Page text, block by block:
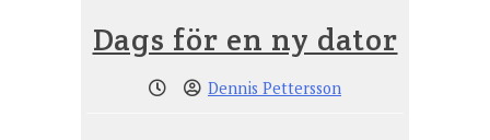
Dags för en ny dator
Dennis Pettersson